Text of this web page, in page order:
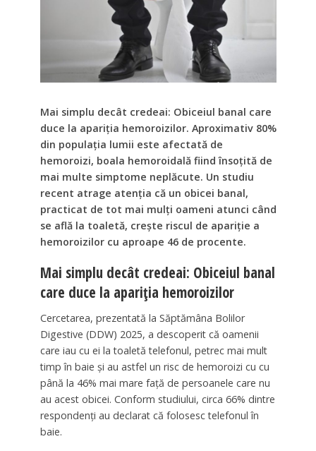
Mai simplu decât credeai: Obiceiul banal care
duce la apariția hemoroizilor. Aproximativ 80%
din populația lumii este afectată de
hemoroizi, boala hemoroidală fiind însoțită de
mai multe simptome neplăcute. Un studiu
recent atrage atenţia că un obicei banal,
practicat de tot mai mulți oameni atunci când
se află la toaletă, crește riscul de apariție a
hemoroizilor cu aproape 46 de procente.
Mai simplu decât credeai: Obiceiul banal
care duce la apariția hemoroizilor
Cercetarea, prezentată la Săptămâna Bolilor
Digestive (DDW) 2025, a descoperit că oamenii
care iau cu ei la toaletă telefonul, petrec mai mult
timp în baie și au astfel un risc de hemoroizi cu cu
până la 46% mai mare față de persoanele care nu
au acest obicei. Conform studiului, circa 66% dintre
respondenți au declarat că folosesc telefonul în
baie.